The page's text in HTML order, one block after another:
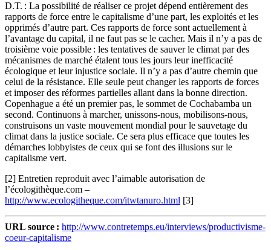
D.T. : La possibilité de réaliser ce projet dépend entièrement des
rapports de force entre le capitalisme d’une part, les exploités et les
opprimés d’autre part. Ces rapports de force sont actuellement à
l’avantage du capital, il ne faut pas se le cacher. Mais il n’y a pas de
troisième voie possible : les tentatives de sauver le climat par des
mécanismes de marché étalent tous les jours leur inefficacité
écologique et leur injustice sociale. Il n’y a pas d’autre chemin que
celui de la résistance. Elle seule peut changer les rapports de forces
et imposer des réformes partielles allant dans la bonne direction.
Copenhague a été un premier pas, le sommet de Cochabamba un
second. Continuons à marcher, unissons-nous, mobilisons-nous,
construisons un vaste mouvement mondial pour le sauvetage du
climat dans la justice sociale. Ce sera plus efficace que toutes les
démarches lobbyistes de ceux qui se font des illusions sur le
capitalisme vert.
[2] Entretien reproduit avec l’aimable autorisation de
l’écologithèque.com –
http://www.ecologitheque.com/itwtanuro.html [3]
URL source : http://www.contretemps.eu/interviews/productivisme-
coeur-capitalisme